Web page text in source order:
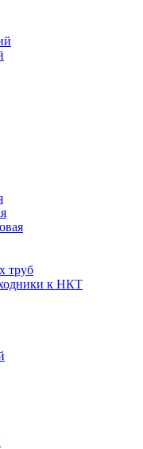
труб
к НКТ